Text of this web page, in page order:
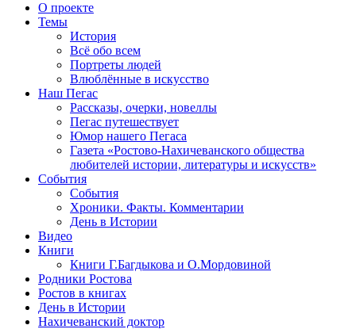
О проекте
Темы
История
Всё обо всем
Портреты людей
Влюблённые в искусство
Наш Пегас
Рассказы, очерки, новеллы
Пегас путешествует
Юмор нашего Пегаса
Газета «Ростово-Нахичеванского общества
любителей истории, литературы и искусств»
События
События
Хроники. Факты. Комментарии
День в Истории
Видео
Книги
Книги Г.Багдыкова и О.Мордовиной
Родники Ростова
Ростов в книгах
День в Истории
Нахичеванский доктор